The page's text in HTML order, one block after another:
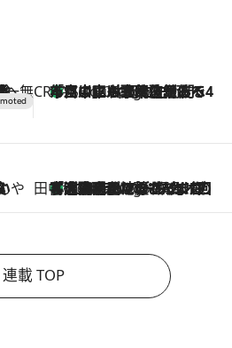
所へ
体験 CREA'S CHOICE
4 Hours Ago
「立川にも歌舞伎があるんだよ」 片岡仁左衛門・市川中車ら豪華座組みで4年目の立川立飛歌舞伎へ
ヌ 田中稲の勝手に再ブーム
9 Hours Ago
「湘南乃風に憧れて」観客大盛上がりの“タオル回し”に、ラッパー顔負けの高速歌唱まで…さだまさし（74）のアグレッシブすぎる現在地
連載 TOP